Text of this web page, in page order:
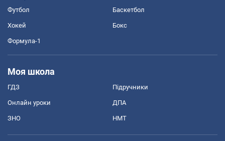
Футбол Баскетбол
Хокей Бокс
Формула-1
Моя школа
ГДЗ Підручники
Онлайн уроки ДПА
ЗНО НМТ